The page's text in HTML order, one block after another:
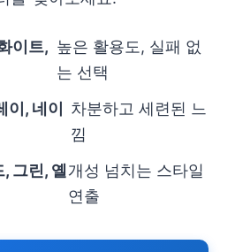
이트, 높은 활용도, 실패 없
는 선택
, 네이
차분하고 세련된 느
낌
그린, 옐 개성 넘치는 스타일
연출